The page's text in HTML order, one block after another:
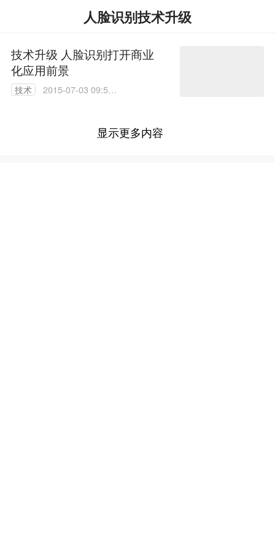
人脸识别技术升级
技术升级 人脸识别打开商业
化应用前景
技术
2015-07-03 09:58:
显示更多内容